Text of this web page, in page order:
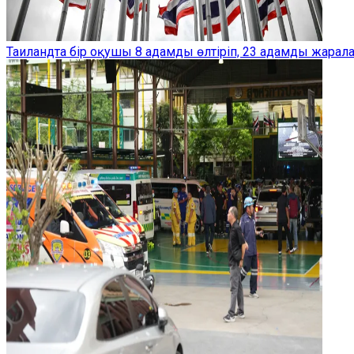
Таиландта бір оқушы 8 адамды өлтіріп, 23 адамды